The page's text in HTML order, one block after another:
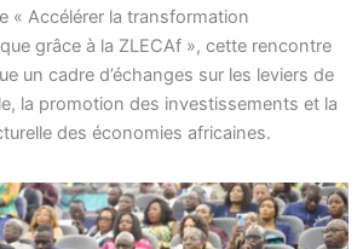
« Accélérer la transformation
grâce à la ZLECAf », cette rencontre
un cadre d’échanges sur les leviers de
la promotion des investissements et la
des économies africaines.